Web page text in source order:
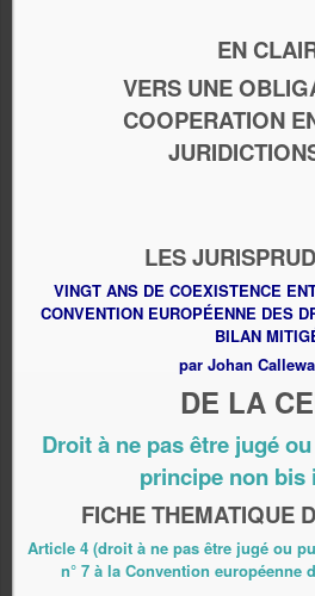
EN
VERS UNE
COOPERATION
LES
VINGT ANS DE COEXISTENCE
CONVENTION EUROPÉENNE DES
BILAN
par Johan
DE LA
Droit à ne pas être jugé
principe non bis
FICHE THEMATIQUE
Article 4 (droit à ne pas être jugé ou
n° 7 à la Convention européenne